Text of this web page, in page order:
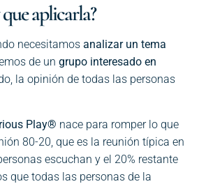
aplicarla?
necesitamosanalizar un tema
de ungrupo interesado en
la opinión de todas las personas
Play® nace para romper lo que
80-20, que es la reunión típica en
escuchan y el 20% restante
que todas las personas de la